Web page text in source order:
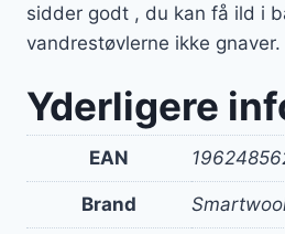
sidder godt , du kan få ild i
vandrestøvlerne ikke gnaver.
Yderligere
EAN
Brand